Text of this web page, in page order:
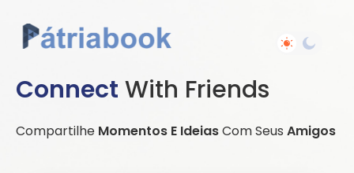
Connect With Friends
Compartilhe Momentos E IdeiasCom Seus Amigos